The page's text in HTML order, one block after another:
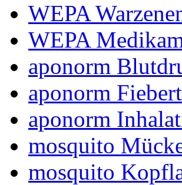
WEPA
WEPA
aponorm
aponorm
aponorm
mosquito
mosquito